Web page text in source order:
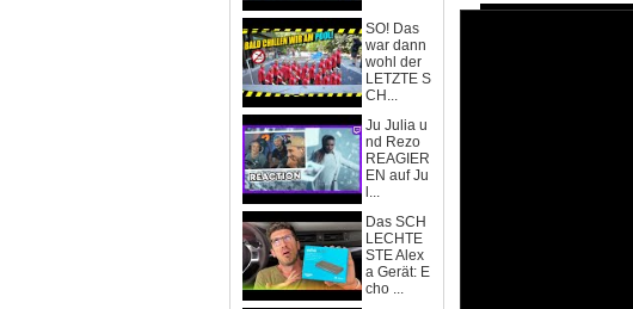
SO! Das
war dann
wohl der
LETZTE S
CH...
Ju Julia u
nd Rezo
REAGIER
EN auf Ju
l...
Das SCH
LECHTE
STE Alex
a Gerät: E
cho ...